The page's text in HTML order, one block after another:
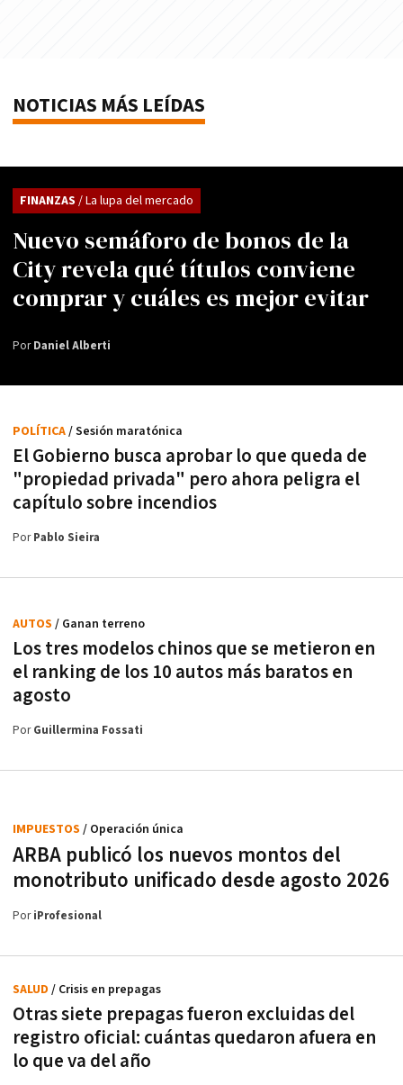
NOTICIAS MÁS LEÍDAS
Nuevo semáforo de bonos de la
City revela qué títulos conviene
comprar y cuáles es mejor evitar
FINANZAS / La lupa del mercado
PorDaniel Alberti
El Gobierno busca aprobar lo que queda de
"propiedad privada" pero ahora peligra el
capítulo sobre incendios
POLÍTICA/ Sesión maratónica
PorPablo Sieira
Los tres modelos chinos que se metieron en
el ranking de los 10 autos más baratos en
agosto
AUTOS / Ganan terreno
PorGuillermina Fossati
ARBA publicó los nuevos montos del
monotributo unificado desde agosto 2026
IMPUESTOS / Operación única
PoriProfesional
Otras siete prepagas fueron excluidas del
registro oficial: cuántas quedaron afuera en
lo que va del año
SALUD / Crisis en prepagas